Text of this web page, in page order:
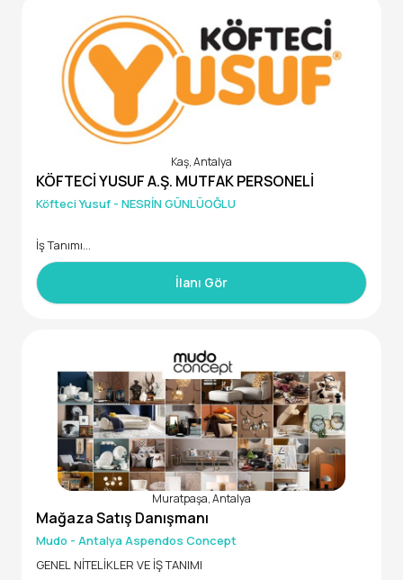
Kaş, Antalya
KÖFTECİ YUSUF A.Ş. MUTFAK PERSONELİ
Köfteci Yusuf - NESRİN GÜNLÜOĞLU
İş Tanımı
Türkiye çapında 300'e yakın şubesi bulunan Köfteci Yusuf A.
Ş.’nin ANTALYA/KAŞ'da bulunan şubesi için bay/bayan deneyi
SGK+ TİP + KASAP ERZAK YARDIMI+ YEMEK + ÖZEL SAĞLIK SİG
ORTASI sistemi mevcuttur. Ayrıca doğum günlerinde 2.500 T
L'lik FLO hediye çeki verilmektedir.
İlanı Gör
Muratpaşa, Antalya
Mağaza Satış Danışmanı
Mudo - Antalya Aspendos Concept
GENEL NİTELİKLER VE İŞ TANIMI